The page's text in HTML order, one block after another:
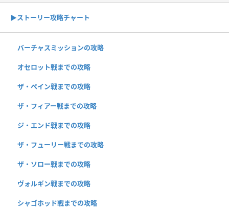
▶︎ストーリー攻略チャート
バーチャスミッションの攻略
オセロット戦までの攻略
ザ・ペイン戦までの攻略
ザ・フィアー戦までの攻略
ジ・エンド戦までの攻略
ザ・フューリー戦までの攻略
ザ・ソロー戦までの攻略
ヴォルギン戦までの攻略
シャゴホッド戦までの攻略